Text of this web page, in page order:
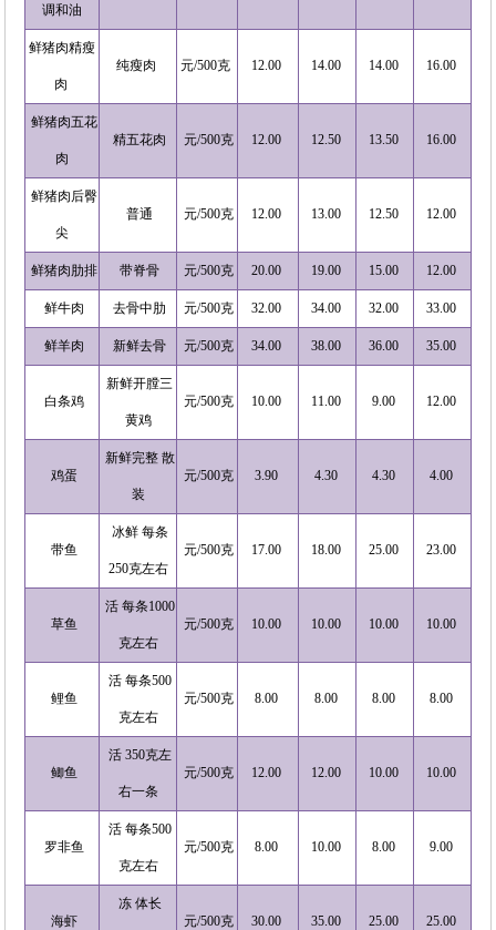
调和油
鲜猪肉精瘦
肉
纯瘦肉 元/500克 12.00 14.00 14.00 16.00
鲜猪肉五花
肉
精五花肉 元/500克 12.00 12.50 13.50 16.00
鲜猪肉后臀
尖
普通 元/500克 12.00 13.00 12.50 12.00
鲜猪肉肋排 带脊骨 元/500克 20.00 19.00 15.00 12.00
鲜牛肉 去骨中肋 元/500克 32.00 34.00 32.00 33.00
鲜羊肉 新鲜去骨 元/500克 34.00 38.00 36.00 35.00
白条鸡
新鲜开膛三
黄鸡
元/500克 10.00 11.00 9.00 12.00
鸡蛋
新鲜完整 散
装
元/500克 3.90 4.30 4.30 4.00
带鱼
冰鲜 每条
250克左右
元/500克 17.00 18.00 25.00 23.00
草鱼
活 每条1000
克左右
元/500克 10.00 10.00 10.00 10.00
鲤鱼
活 每条500
克左右
元/500克 8.00 8.00 8.00 8.00
鲫鱼
活 350克左
右一条
元/500克 12.00 12.00 10.00 10.00
罗非鱼
活 每条500
克左右
元/500克 8.00 10.00 8.00 9.00
海虾
冻 体长
元/500克 30.00 35.00 25.00 25.00